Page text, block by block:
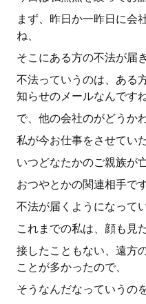
まず、昨日か一昨日に会
ね、
そこにある方の不法が届
不法っていうのは、ある
知らせのメールなんですね
で、他の会社のがどうか
私が今お仕事をさせてい
いつどなたかのご親族が
おつやとかの関連相手で
不法が届くようになって
これまでの私は、顔も見
接したこともない、遠方
ことが多かったので、
そうなんだなっていうの